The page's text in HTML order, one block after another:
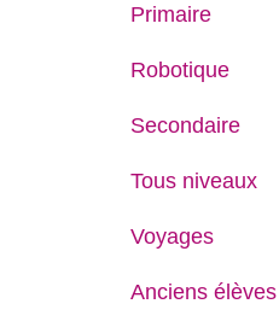
Primaire
Robotique
Secondaire
Tous niveaux
Voyages
Anciens élèves